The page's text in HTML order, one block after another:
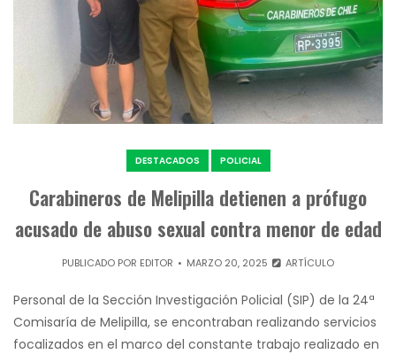
DESTACADOS POLICIAL
Carabineros de Melipilla detienen a prófugo
acusado de abuso sexual contra menor de edad
PUBLICADO POR EDITOR MARZO 20, 2025 ARTÍCULO
Personal de la Sección Investigación Policial (SIP) de la 24ª
Comisaría de Melipilla, se encontraban realizando servicios
focalizados en el marco del constante trabajo realizado en